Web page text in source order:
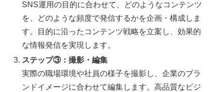
SNS運用の目的に合わせて、どのようなコンテンツ
を、どのような頻度で発信するかを企画・構成しま
す。目的に沿ったコンテンツ戦略を立案し、効果的
な情報発信を実現します。
ステップ③：撮影・編集
実際の職場環境や社員の様子を撮影し、企業のブラ
ンドイメージに合わせて編集します。高品質なビジ